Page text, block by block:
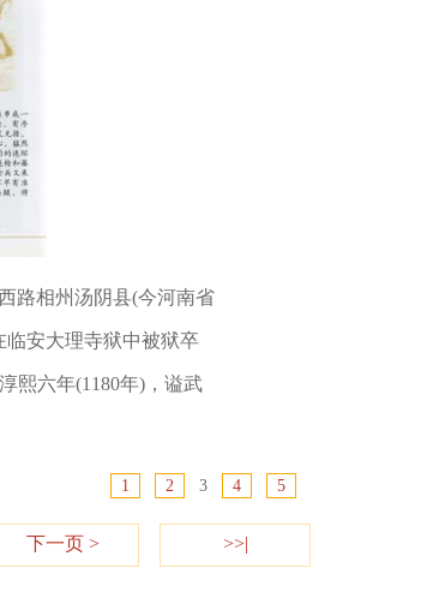
路相州汤阴县(今河南省
临安大理寺狱中被狱卒
熙六年(1180年)，谥武
1 2 3 4 5
下一页 > >>|